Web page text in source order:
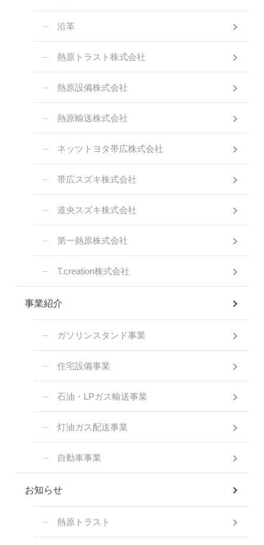
沿革
熱原トラスト株式会社
熱原設備株式会社
熱原輸送株式会社
ネッツトヨタ帯広株式会社
帯広スズキ株式会社
道央スズキ株式会社
第一熱原株式会社
T.creation株式会社
事業紹介
ガソリンスタンド事業
住宅設備事業
石油・LPガス輸送事業
灯油ガス配送事業
自動車事業
お知らせ
熱原トラスト